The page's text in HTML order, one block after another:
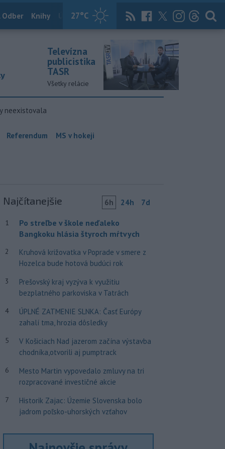
27°C
Odber Knihy Útulkovo Magazín News Now Archív
Televízna
publicistika
TASR
Všetky relácie
neexistovala
Referendum MS v hokeji
Najčítanejšie 6h 24h 7d
1
Po streľbe v škole neďaleko
Bangkoku hlásia štyroch mŕtvych
2
Kruhová križovatka v Poprade v smere z
Hozelca bude hotová budúci rok
3
Prešovský kraj vyzýva k využitiu
bezplatného parkoviska v Tatrách
4
ÚPLNÉ ZATMENIE SLNKA: Časť Európy
zahalí tma, hrozia dôsledky
5
V Košiciach Nad jazerom začína výstavba
chodníka,otvorili aj pumptrack
6
Mesto Martin vypovedalo zmluvy na tri
rozpracované investičné akcie
7
Historik Zajac: Územie Slovenska bolo
jadrom poľsko-uhorských vzťahov